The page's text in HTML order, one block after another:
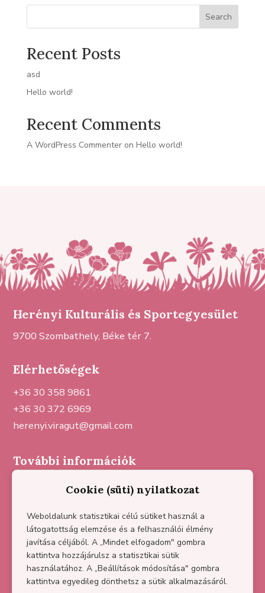
Search
Recent Posts
asd
Hello world!
Recent Comments
A WordPress Commenteron Hello world!
Herényi Kulturális és Sportegyesület
9700 Szombathely, Béke tér 7.
Elérhetőségek
+36 30 358 9861
+36 30 372 6969
herenyi.viragut@gmail.com
További információk
Sajtómegjelenések
Partnereink
Adatkezelési tájékoztató
Impresszum
Kövess minket
Cookie (süti) nyilatkozat
Weboldalunk statisztikai célú sütiket használ a
látogatottság elemzése és a felhasználói élmény
javítása céljából. A „Mindet elfogadom" gombra
kattintva hozzájárulsz a statisztikai sütik
használatához. A „Beállítások módosítása" gombra
kattintva egyedileg dönthetsz a sütik alkalmazásáról.